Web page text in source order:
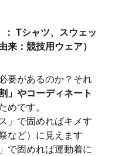
来：競技用ウェア）
要があるのか？それ
」やコーディネート
めです。
」で固めればキメす
など）に見えます
で固めれば運動着に